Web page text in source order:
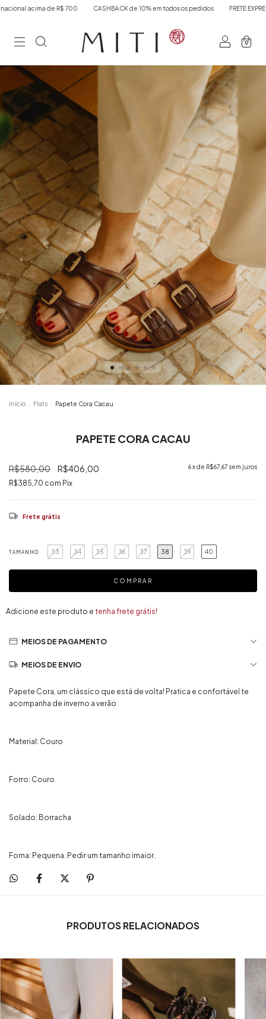
acima de R$ 700 CASHBACK de 10% em todos os pedidos FRETE EXPRESSO
0
Início Flats Papete Cora Cacau
PAPETE CORA CACAU
R$580,00 R$406,00 6x de R$67,67 sem juros
R$385,70 com Pix
Frete grátis
TAMANHO 33 34 35 36 37 38 39 40
Adicione este produto e tenha frete grátis!
MEIOS DE PAGAMENTO
MEIOS DE ENVIO
Papete Cora, um clássico que está de volta! Pratica e confortável te
acompanha de inverno a verão
Material: Couro
Forro: Couro
Solado: Borracha
Forna: Pequena. Pedir um tamanho imaior.
PRODUTOS RELACIONADOS